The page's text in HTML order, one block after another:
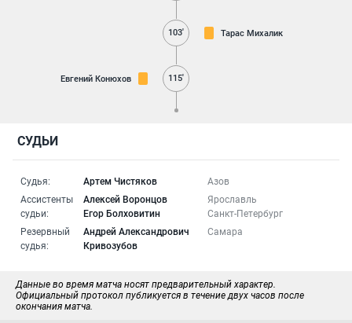
103' Тарас Михалик
Евгений Конюхов 115'
СУДЬИ
Судья: Артем Чистяков
Азов
Ассистенты
судьи:
Алексей Воронцов
Ярославль
Егор Болховитин
Санкт-Петербург
Резервный
судья:
Андрей Александрович
Кривозубов
Самара
Данные во время матча носят предварительный характер.
Официальный протокол публикуется в течение двух часов после
окончания матча.